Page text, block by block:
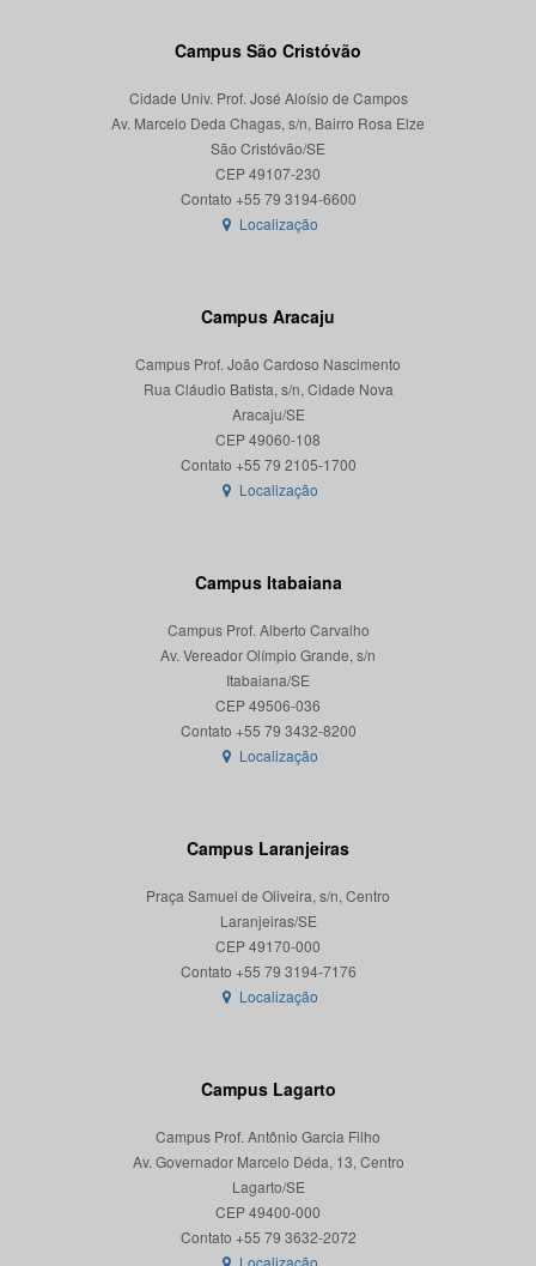
Campus São Cristóvão
Cidade Univ. Prof. José Aloísio de Campos
Av. Marcelo Deda Chagas, s/n, Bairro Rosa Elze
São Cristóvão/SE
CEP 49107-230
Localização
Campus Aracaju
Campus Prof. João Cardoso Nascimento
Rua Cláudio Batista, s/n, Cidade Nova
Aracaju/SE
CEP 49060-108
Localização
Campus Itabaiana
Campus Prof. Alberto Carvalho
Av. Vereador Olímpio Grande, s/n
Itabaiana/SE
CEP 49506-036
Localização
Campus Laranjeiras
Praça Samuel de Oliveira, s/n, Centro
Laranjeiras/SE
CEP 49170-000
Localização
Campus Lagarto
Campus Prof. Antônio Garcia Filho
Av. Governador Marcelo Déda, 13, Centro
Lagarto/SE
CEP 49400-000